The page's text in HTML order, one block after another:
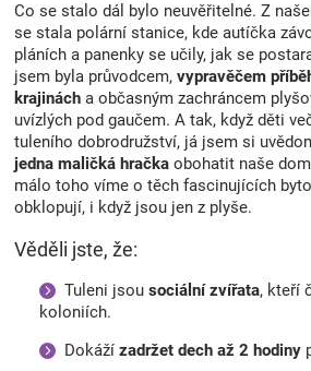
Co se stalo dál bylo neuvěřitelné. Z
se stala polární stanice, kde autíčka
pláních a panenky se učily, jak se
jsem byla průvodcem, vypravěčem
krajinách a občasným zachráncem
uvízlých pod gaučem. A tak, když děti
tuleního dobrodružství, já jsem si
jedna maličká hračka obohatit naše
málo toho víme o těch fascinujících
obklopují, i když jsou jen z plyše.
Věděli jste, že:
Tuleni jsou sociální zvířata, kteří
koloniích.
Dokáží zadržet dech až 2 hodiny